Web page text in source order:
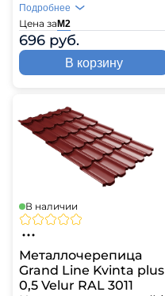
Цена за М2
696 руб.
Подробнее
В корзину
В наличии
Металлочерепица
Grand Line Kvinta plus
0,5 Velur RAL 3011